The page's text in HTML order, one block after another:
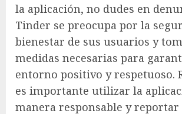
la aplicación, no dudes en
Tinder se preocupa por la
bienestar de sus usuarios y
medidas necesarias para
entorno positivo y respetuoso.
es importante utilizar la
manera responsable y